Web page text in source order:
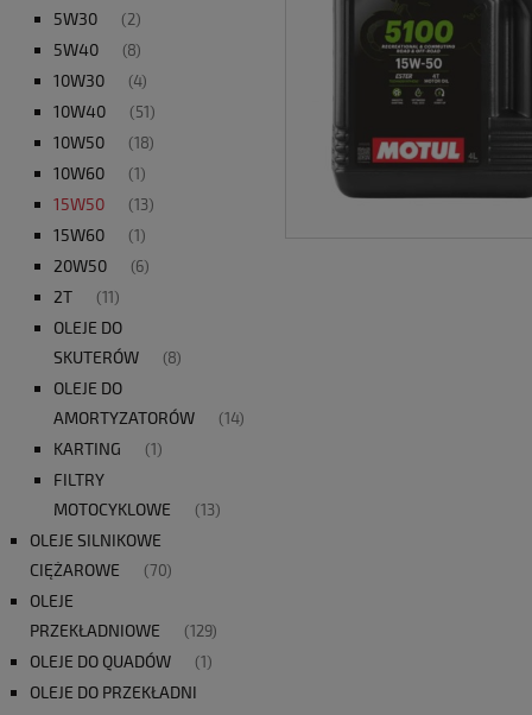
5W30 (2)
5W40 (8)
10W30 (4)
10W40 (51)
10W50 (18)
10W60 (1)
15W50 (13)
15W60 (1)
20W50 (6)
2T (11)
OLEJE DO
SKUTERÓW
(8)
OLEJE DO
AMORTYZATORÓW
(14)
KARTING (1)
FILTRY
MOTOCYKLOWE
(13)
OLEJE SILNIKOWE
CIĘŻAROWE
(70)
OLEJE
PRZEKŁADNIOWE
(129)
OLEJE DO QUADÓW (1)
OLEJE DO PRZEKŁADNI